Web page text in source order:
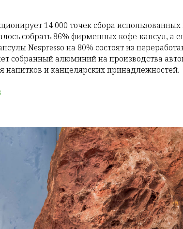
14 000 точек сбора использованных
собрать 86% фирменных кофе-капсул, а
Nespresso на 80% состоят из
собранный алюминий на производства
напитков и канцелярских принадлежностей.